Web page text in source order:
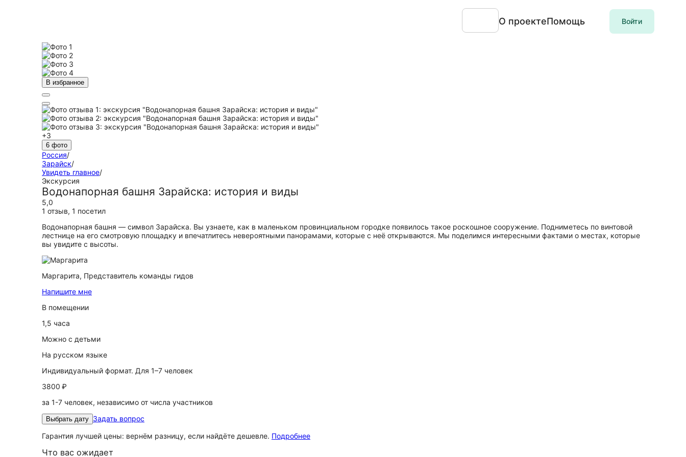
О проектеПомощь Войти
В избранное
+3
6 фото
Россия/
Зарайск/
Увидеть главное/
Экскурсия
Водонапорная башня Зарайска: история и виды
5,0
1 отзыв, 1 посетил
Водонапорная башня — символ Зарайска. Вы узнаете, как в маленьком провинциальном городке появилось такое роскошное сооружение. Подниметесь по винтовой
лестнице на его смотровую площадку и впечатлитесь невероятными панорамами, которые с неё открываются. Мы поделимся интересными фактами о местах, которые
вы увидите с высоты.
Маргарита, Представитель команды гидов
Напишите мне
В помещении
1,5 часа
Можно с детьми
На русском языке
Индивидуальный формат. Для 1–7 человек
3800 ₽
за 1-7 человек, независимо от числа участников
Выбрать дату Задать вопрос
Гарантия лучшей цены: вернём разницу, если найдёте дешевле. Подробнее
Что вас ожидает